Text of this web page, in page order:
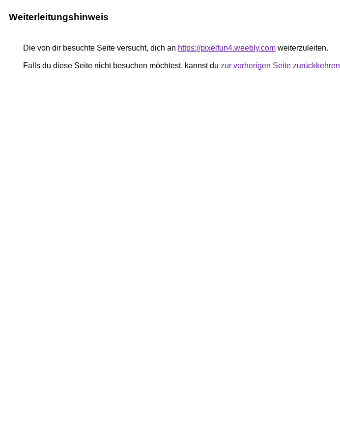
Weiterleitungshinweis
Die von dir besuchte Seite versucht, dich an https://pixelfun4.weebly.com weiterzuleiten.
Falls du diese Seite nicht besuchen möchtest, kannst du zur vorherigen Seite zurückkehren